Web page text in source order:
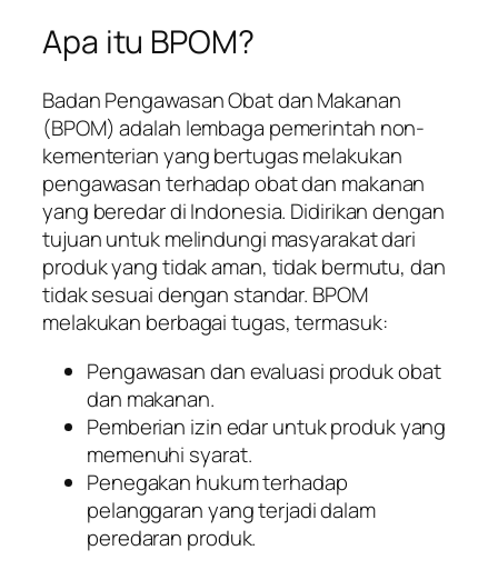
Apa itu BPOM?
Badan Pengawasan Obat dan Makanan
(BPOM) adalah lembaga pemerintah non-
kementerian yang bertugas melakukan
pengawasan terhadap obat dan makanan
yang beredar di Indonesia. Didirikan dengan
tujuan untuk melindungi masyarakat dari
produk yang tidak aman, tidak bermutu, dan
tidak sesuai dengan standar. BPOM
melakukan berbagai tugas, termasuk:
Pengawasan dan evaluasi produk obat
dan makanan.
Pemberian izin edar untuk produk yang
memenuhi syarat.
Penegakan hukum terhadap
pelanggaran yang terjadi dalam
peredaran produk.